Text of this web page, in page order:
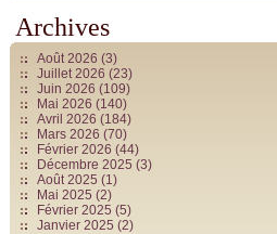
Archives
Août 2026 (3)
Juillet 2026 (23)
Juin 2026 (109)
Mai 2026 (140)
Avril 2026 (184)
Mars 2026 (70)
Février 2026 (44)
Décembre 2025 (3)
Août 2025 (1)
Mai 2025 (2)
Février 2025 (5)
Janvier 2025 (2)